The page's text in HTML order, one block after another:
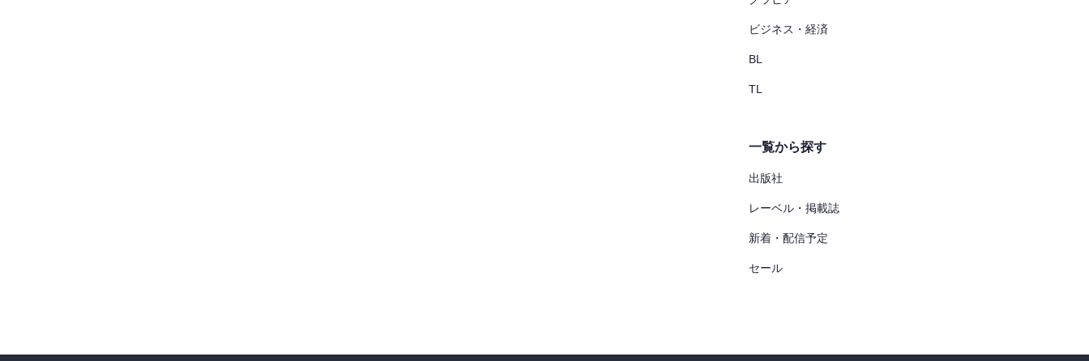
ビジネス・経済
BL
TL
一覧から探す
出版社
レーベル・掲載誌
新着・配信予定
セール